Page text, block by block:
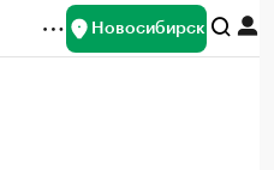
Новосибирск